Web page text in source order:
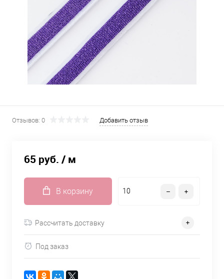
Отзывов: 0 Добавить отзыв
65 руб. / м
В корзину
Рассчитать доставку
Под заказ